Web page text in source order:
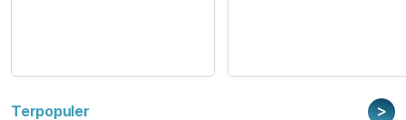
Terpopuler >